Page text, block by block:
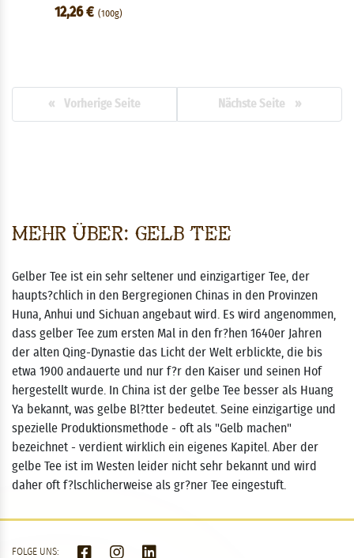
Mehr über: Gelb Tee
Gelber Tee ist ein sehr seltener und einzigartiger Tee, der
haupts?chlich in den Bergregionen Chinas in den Provinzen
Huna, Anhui und Sichuan angebaut wird. Es wird angenommen,
dass gelber Tee zum ersten Mal in den fr?hen 1640er Jahren
der alten Qing-Dynastie das Licht der Welt erblickte, die bis
etwa 1900 andauerte und nur f?r den Kaiser und seinen Hof
hergestellt wurde. In China ist der gelbe Tee besser als Huang
Ya bekannt, was gelbe Bl?tter bedeutet. Seine einzigartige und
spezielle Produktionsmethode - oft als "Gelb machen"
bezeichnet - verdient wirklich ein eigenes Kapitel. Aber der
gelbe Tee ist im Westen leider nicht sehr bekannt und wird
daher oft f?lschlicherweise als gr?ner Tee eingestuft.
12,26 € (100g)
« Vorherige Seite Nächste Seite »
FOLGE UNS: